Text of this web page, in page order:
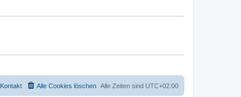
Alle Zeiten sind UTC+02:00
Alle Cookies löschen
Kontakt